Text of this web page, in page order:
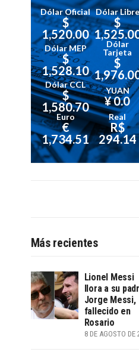
Dólar Oficial
$
1,520.00
Dólar Libre
$
Dólar MEP
$
1,528.10
Dólar
Tarjeta
$
Dólar CCL
$
1,580.70
YUAN
¥ 0.0
Euro
€
1,734.51
Real
R$
294.14
Más recientes
Lionel Messi
llora a su
Jorge Messi,
fallecido en
Rosario
8 DE AGOSTO DE